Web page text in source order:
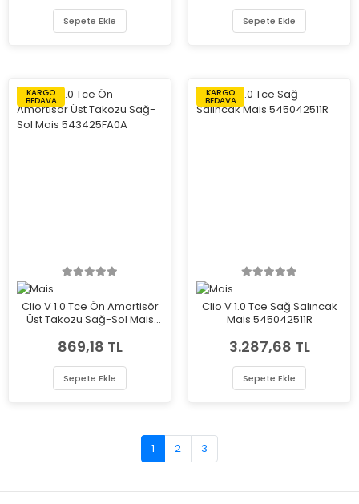
Sepete Ekle Sepete Ekle
KARGO
BEDAVA
Clio V 1.0 Tce Ön Amortisör
Üst Takozu Sağ-Sol Mais
869,18 TL
Sepete Ekle
KARGO
BEDAVA
Clio V 1.0 Tce Sağ Salıncak
Mais 545042511R
3.287,68 TL
Sepete Ekle
1 2 3